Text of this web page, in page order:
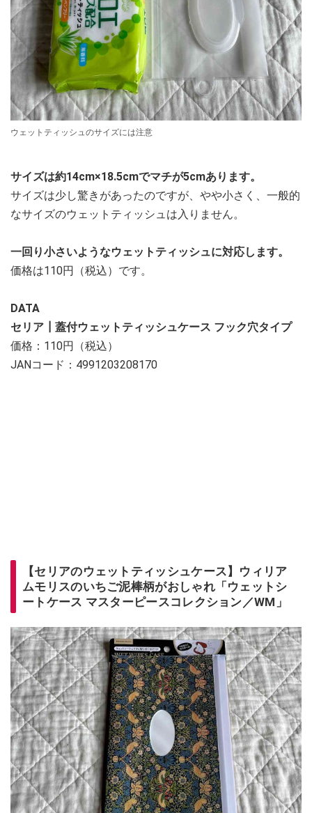
ウェットティッシュのサイズには注意
サイズは約14cm×18.5cmでマチが5cmあります。
サイズは少し驚きがあったのですが、やや小さく、一般的
なサイズのウェットティッシュは入りません。
一回り小さいようなウェットティッシュに対応します。
価格は110円（税込）です。
DATA
セリア┃蓋付ウェットティッシュケース フック穴タイプ
価格：110円（税込）
JANコード：4991203208170
【セリアのウェットティッシュケース】ウィリア
ムモリスのいちご泥棒柄がおしゃれ「ウェットシ
ートケース マスターピースコレクション／WM」